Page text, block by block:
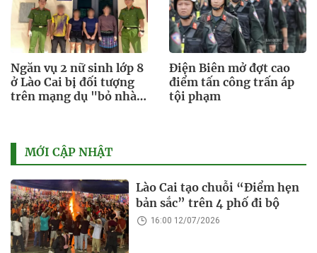
Ngăn vụ 2 nữ sinh lớp 8
ở Lào Cai bị đối tượng
trên mạng dụ "bỏ nhà
Điện Biên mở đợt cao
điểm tấn công trấn áp
tội phạm
MỚI CẬP NHẬT
Lào Cai tạo chuỗi “Điểm hẹn
bản sắc” trên 4 phố đi bộ
16:00 12/07/2026